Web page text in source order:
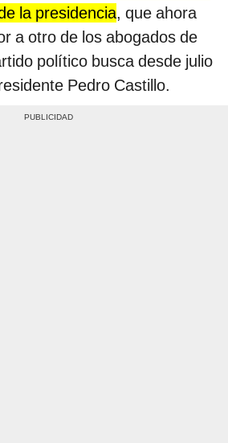
la presidencia, que ahora
a otro de los abogados de
político busca desde julio
Pedro Castillo.